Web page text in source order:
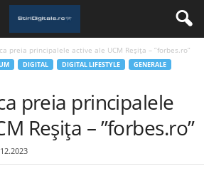
preia principalele active ale UCM Reșița – ”forbes.ro”
DIGITAL DIGITAL LIFESTYLE
GENERALE
preia principalele
Reșița – ”forbes.ro”